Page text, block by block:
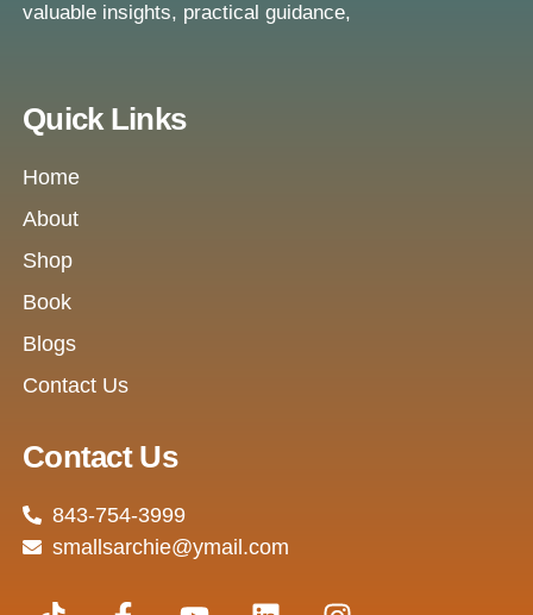
valuable insights, practical guidance,
Quick Links
Home
About
Shop
Book
Blogs
Contact Us
Contact Us
843-754-3999
smallsarchie@ymail.com
T
F
Y
L
I